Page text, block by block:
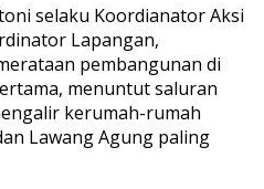
selaku Koordianator Aksi
Lapangan,
pembangunan di
menuntut saluran
kerumah-rumah
Lawang Agung paling